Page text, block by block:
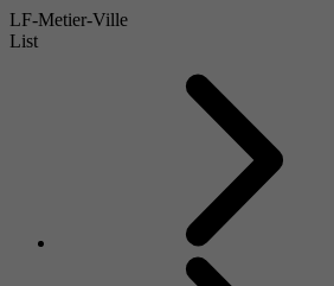
LF-Metier-Ville
List